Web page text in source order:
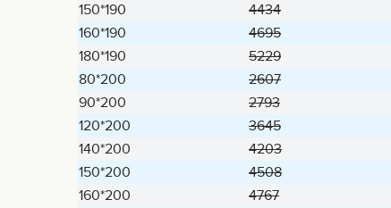
150*190
4434
160*190
4695
180*190
5229
80*200
2607
90*200
2793
120*200
3645
140*200
4203
150*200
4508
160*200
4767